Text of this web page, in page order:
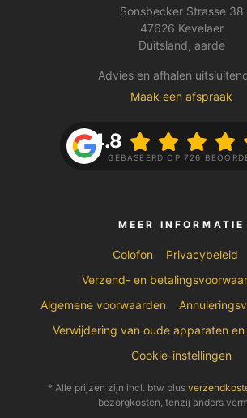
Sonsbecker Strasse 38
47626 Kevelaer
Duitsland, aarde
Advies en afhalen
Maak een afspraak
4.8
GEBASEERD OP 726
MEER INFORMATIE
Colofon
Privacybeleid
Verzend- en
Algemene voorwaarden
Verwijdering van oude apparaten
Cookie-instellingen
* Alle prijzen zijn incl. btw plus
bezorgkosten, tenzij anders